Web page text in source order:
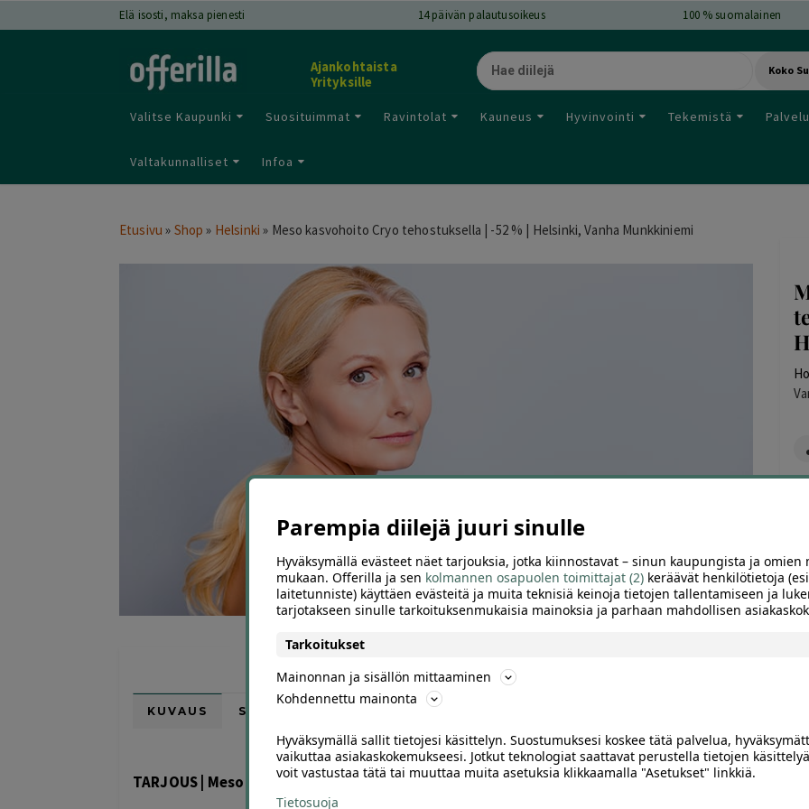
Elä isosti, maksa pienesti 14päivän palautusoikeus 100 % suomalainen
Ajankohtaista
Yrityksille
Koko
Valitse Kaupunki Suosituimmat Ravintolat Kauneus Hyvinvointi Tekemistä
Valtakunnalliset Infoa
Etusivu » Shop » Helsinki » Meso kasvohoito Cryo tehostuksella | -52 % | Helsinki, Vanha Munkkiniemi
KUVAUS SIJAINTI KARTALLA ARVIOT (1)
TARJOUS | Meso kasvohoito Cryo tehostuksella | Helsinki, Vanha Munkkiniemi
Parempia diilejä juuri sinulle
Hyväksymällä evästeet näet tarjouksia, jotka kiinnostavat – sinun kaupungista ja omien
mukaan. Offerilla ja sen kolmannen osapuolen toimittajat (2) keräävät henkilötietoja
laitetunniste) käyttäen evästeitä ja muita teknisiä keinoja tietojen tallentamiseen ja
tarjotakseen sinulle tarkoituksenmukaisia mainoksia ja parhaan mahdollisen
Tarkoitukset
Mainonnan ja sisällön mittaaminen
Kohdennettu mainonta
Hyväksymällä sallit tietojesi käsittelyn. Suostumuksesi koskee tätä palvelua,
vaikuttaa asiakaskokemukseesi. Jotkut teknologiat saattavat perustella tietojen
voit vastustaa tätä tai muuttaa muita asetuksia klikkaamalla "Asetukset" linkkiä.
Tietosuoja